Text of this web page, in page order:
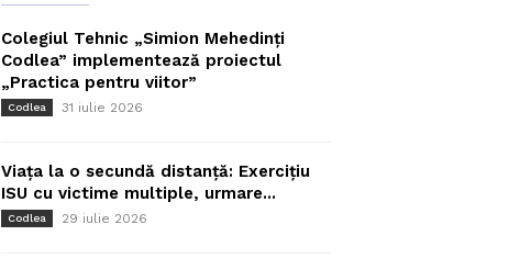
Colegiul Tehnic „Simion Mehedinți
Codlea” implementează proiectul
„Practica pentru viitor”
Codlea 31 iulie 2026
Viața la o secundă distanță: Exercițiu
ISU cu victime multiple, urmare...
Codlea 29 iulie 2026